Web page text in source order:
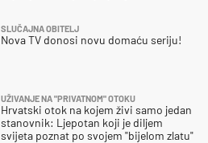
SLUČAJNA OBITELJ
Nova TV donosi novu domaću seriju!
UŽIVANJE NA "PRIVATNOM" OTOKU
Hrvatski otok na kojem živi samo jedan
stanovnik: Ljepotan koji je diljem
svijeta poznat po svojem "bijelom zlatu"